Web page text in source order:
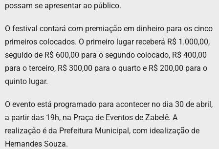
possam se apresentar ao público.
O festival contará com premiação em dinheiro para os cinco
primeiros colocados. O primeiro lugar receberá R$ 1.000,00,
seguido de R$ 600,00 para o segundo colocado, R$ 400,00
para o terceiro, R$ 300,00 para o quarto e R$ 200,00 para o
quinto lugar.
O evento está programado para acontecer no dia 30 de abril,
a partir das 19h, na Praça de Eventos de Zabelê. A
realização é da Prefeitura Municipal, com idealização de
Hernandes Souza.